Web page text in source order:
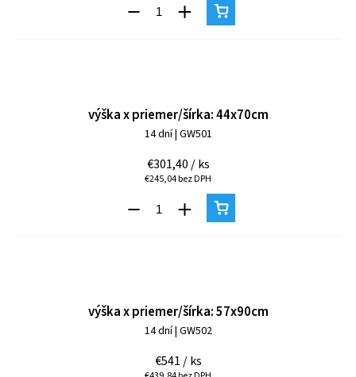
výška x priemer/šírka: 44x70cm
14 dní| GW501
€301,40 / ks
€245,04 bez DPH
výška x priemer/šírka: 57x90cm
14 dní| GW502
€541 / ks